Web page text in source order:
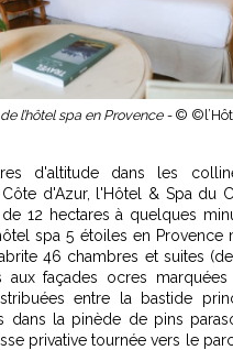
l’hôtel spa en Provence - ©
d'altitude dans les
Côte d'Azur, l'Hôtel & Spa du
12 hectares à quelques
spa 5 étoiles en Provence
46 chambres et suites
aux façades ocres
entre la bastide
dans la pinède de pins
privative tournée vers le